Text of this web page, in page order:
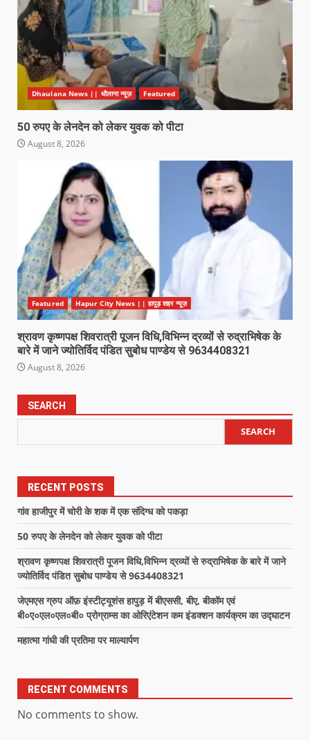
Dhaulana News || धौलाना न्यूज़ Featured
50 रुपए के लेनदेन को लेकर युवक को पीटा
August 8, 2026
Featured Hapur City News || हापुड़ शहर न्यूज़
श्रावण कृष्णपक्ष शिवरात्री पूजन विधि,विभिन्न द्रव्यों से रुद्राभिषेक के
बारे में जाने ज्योतिर्विद पंडित सुबोध पाण्डेय से 9634408321
August 8, 2026
SEARCH
SEARCH
RECENT POSTS
गांव हाजीपुर में चोरी के शक में एक संदिग्ध को पकड़ा
50 रुपए के लेनदेन को लेकर युवक को पीटा
श्रावण कृष्णपक्ष शिवरात्री पूजन विधि,विभिन्न द्रव्यों से रुद्राभिषेक के बारे में जाने
ज्योतिर्विद पंडित सुबोध पाण्डेय से 9634408321
जेएमएस ग्रुप ऑफ़ इंस्टीट्यूशंस हापुड़ में बीएससी, बीए, बीकॉम एवं
बी०ए०एल०एल०बी० प्रोग्राम्स का ओरिएंटेशन कम इंडक्शन कार्यक्रम का उद्घाटन
महात्मा गांधी की प्रतिमा पर माल्यार्पण
RECENT COMMENTS
No comments to show.